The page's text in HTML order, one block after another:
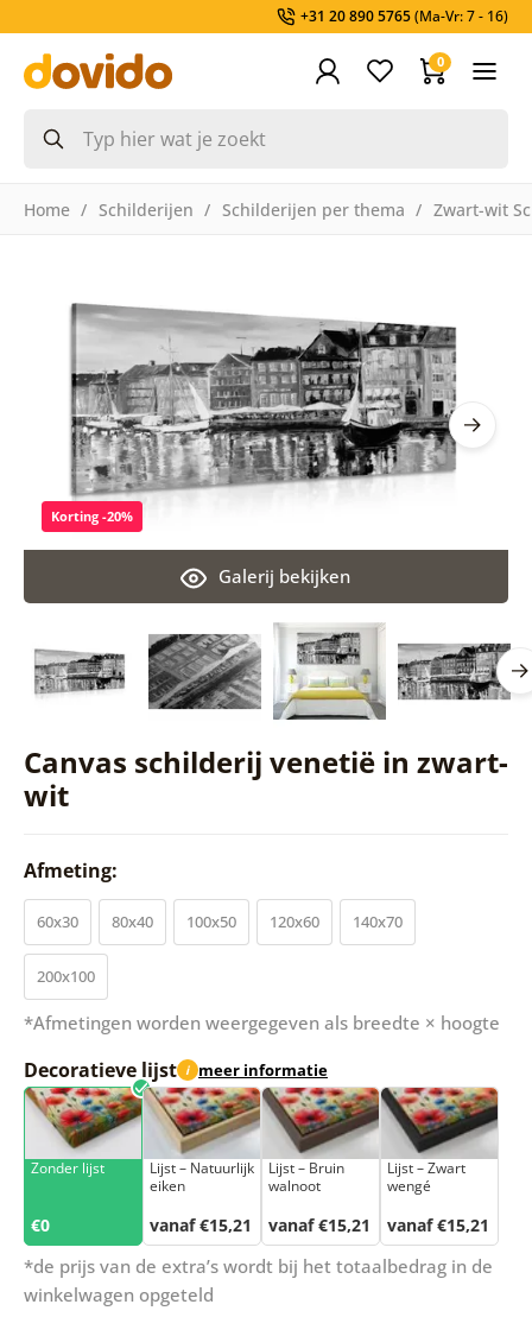
+31 20 890 5765(Ma-Vr: 7 - 16)
0
Home Schilderijen Schilderijen per thema Zwart-wit
Canvas schilderij venetië in zwart-
wit
Galerij bekijken
Korting -20%
Afmeting:
60x30 80x40 100x50 120x60 140x70
200x100
*Afmetingen worden weergegeven als breedte × hoogte
Decoratieve lijst i meer informatie
Zonder lijst
€0
Lijst – Natuurlijk
eiken
vanaf €15,21
Lijst – Bruin
walnoot
vanaf €15,21
Lijst – Zwart
wengé
vanaf €15,21
*de prijs van de extra’s wordt bij het totaalbedrag in de
winkelwagen opgeteld